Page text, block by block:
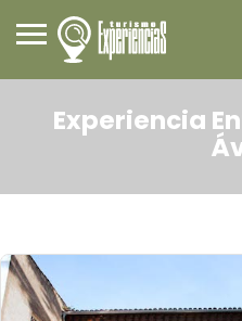
Experiencia